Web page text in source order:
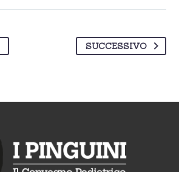
SUCCESSIVO